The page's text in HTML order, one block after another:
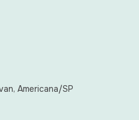
Americana/SP